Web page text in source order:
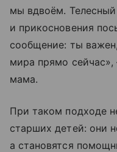
мы вдвоём. Телесный
и прикосновения
сообщение: ты
мира прямо
мама.
При таком подходе
старших детей: они
а становятся